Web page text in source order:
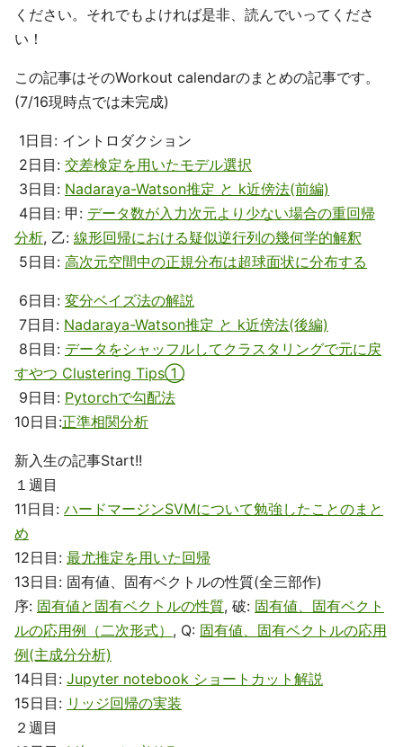
ください。それでもよければ是非、読んでいってくださ
い！
この記事はそのWorkout calendarのまとめの記事です。
(7/16現時点では未完成)
1日目: イントロダクション
2日目: 交差検定を用いたモデル選択
3日目: Nadaraya-Watson推定 と k近傍法(前編)
4日目: 甲: データ数が入力次元より少ない場合の重回帰
分析, 乙: 線形回帰における疑似逆行列の幾何学的解釈
5日目: 高次元空間中の正規分布は超球面状に分布する
6日目: 変分ベイズ法の解説
7日目: Nadaraya-Watson推定 と k近傍法(後編)
8日目: データをシャッフルしてクラスタリングで元に戻
すやつ Clustering Tips①
9日目: Pytorchで勾配法
10日目:正準相関分析
新入生の記事Start!!
１週目
11日目: ハードマージンSVMについて勉強したことのまと
め
12日目: 最尤推定を用いた回帰
13日目: 固有値、固有ベクトルの性質(全三部作)
序: 固有値と固有ベクトルの性質, 破: 固有値、固有ベクト
ルの応用例（二次形式） , Q: 固有値、固有ベクトルの応用
例(主成分分析)
14日目: Jupyter notebook ショートカット解説
15日目: リッジ回帰の実装
２週目